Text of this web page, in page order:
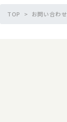
TOP > お問い合わせ